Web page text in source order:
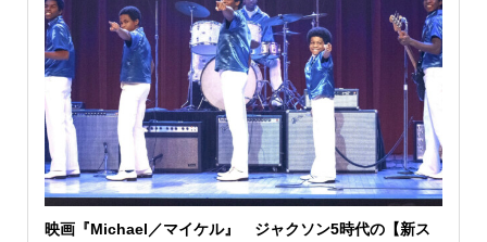
映画『Michael／マイケル』 ジャクソン5時代の【新ス